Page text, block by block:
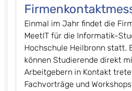
Einmal im Jahr findet die
MeetIT für die Informatik-
Hochschule Heilbronn statt.
können Studierende direkt
Arbeitgebern in Kontakt
Fachvorträge und